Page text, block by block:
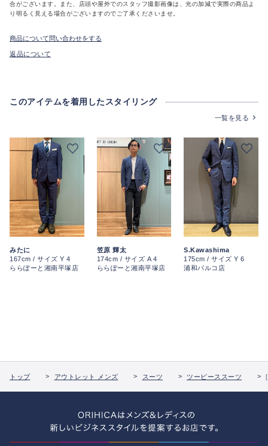
合がございます。また、店頭や屋外でのスタッフ撮影画像は、光の加減で実際の商品よ
り明るく見える場合がございますのでご了承くださいませ。
商品について問い合わせをする
返品について
このアイテムを着用したスタイリング
一覧を見る
みたに
167cm / サイズ Y 4
ららぽーと湘南平塚店
笠原 輝太
174cm / サイズ A 4
ららぽーと湘南平塚店
S.Kawashima
175cm / サイズ Y 6
浦和パルコ店
トップ アウトレット メンズ スーツ ツーピーススーツ